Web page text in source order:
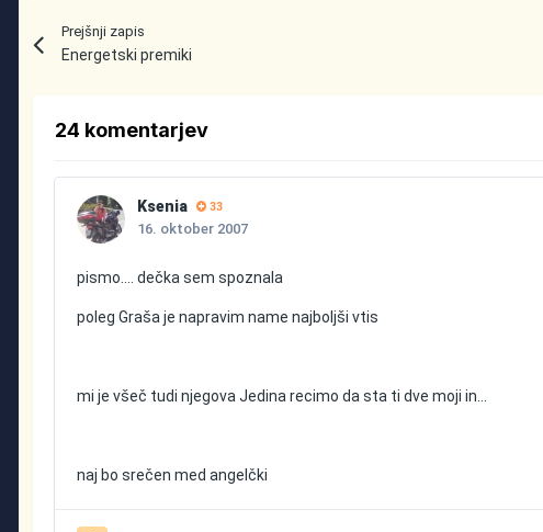
Prejšnji zapis
Energetski premiki
24 komentarjev
Ksenia 33
16. oktober 2007
pismo.... dečka sem spoznala
poleg Graša je napravim name najboljši vtis
mi je všeč tudi njegova Jedina recimo da sta ti dve moji in...
naj bo srečen med angelčki